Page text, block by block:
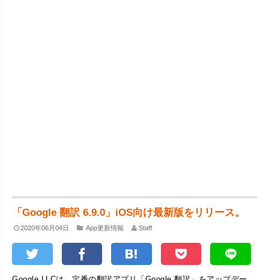
「Google 翻訳 6.9.0」iOS向け最新版をリリース。
2020年06月04日 App更新情報 Staff